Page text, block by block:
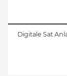
Digitale Sat